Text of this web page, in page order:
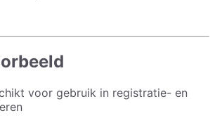
voor gebruik in registratie- en